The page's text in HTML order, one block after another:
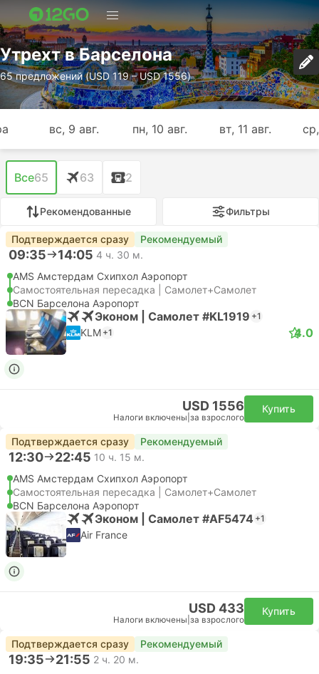
Утрехт в Барселона
65 предложений (USD 119 – USD 1556)
вс, 9 авг. пн, 10 авг. вт, 11 авг.
Все65 63 2
Рекомендованные Фильтры
Подтверждается сразу Рекомендуемый
09:35 14:05 4 ч. 30 м.
AMS Амстердам Cхипхол Аэропорт
Самостоятельная пересадка | Самолет+Самолет
BCN Барселона Аэропорт
Эконом | Самолет #KL1919 +1
KLM +1 4.0
USD 1556
Налоги включены за взрослого
Купить
Подтверждается сразу Рекомендуемый
12:30 22:45 10 ч. 15 м.
AMS Амстердам Cхипхол Аэропорт
Самостоятельная пересадка | Самолет+Самолет
BCN Барселона Аэропорт
Эконом | Самолет #AF5474 +1
Air France
USD 433
Налоги включены за взрослого
Купить
Подтверждается сразу Рекомендуемый
19:35 21:55 2 ч. 20 м.